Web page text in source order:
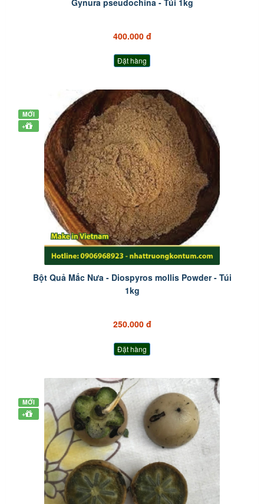
Gynura pseudochina - Túi 1kg
400.000 đ
Đặt hàng
MỚI
+
Bột Quả Mắc Nưa - Diospyros mollis Powder - Túi
1kg
250.000 đ
Đặt hàng
MỚI
+